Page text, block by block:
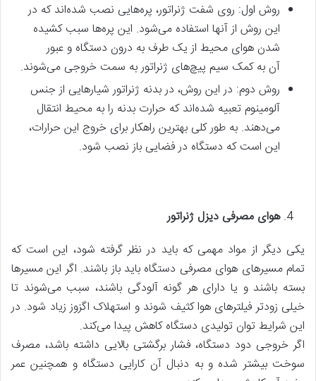
روش اول: روی شفت ژنراتور، پره‌هایی نصب شده‌اند که در
این روش از آنها استفاده می‌شود. این پره‌ها سبب کشیده
شدن هوای محیط از یک طرف به درون دستگاه و عبور
آن به کمک سیم پیچ‌های ژنراتور به سمت خروجی می‌شوند.
روش دوم: در این روش، در بدنه ژنراتور شیارهایی از جنس
آلومینوم تعبیه شده‌اند که حرارت بدنه را به محیط انتقال
می‌دهند. به طور کلی بهترین راهکار برای خروج این حرارات،
این است که دستگاه در فضایی باز نصب شود.
هوای مصرفی دیزل ژنراتور
یکی دیگر از مواد مهمی که باید در نظر گرفته شود، این است که
تمام مسیرهای هوای مصرفی دستگاه باید باز باشند. اگر این مسیرها
بسته باشند و یا دارای هر گونه آلودگی باشند، سبب می‌شوند تا
خیلی زودتر فیلترهای هوا کثیف شوند و استهلاک اگزوز زیاد شود. در
این شرایط توان تولیدی دستگاه کاهش پیدا می‌کند.
اگر خروجی دود دستگاه، فشار برگشتی بالایی داشته باشد، مصرف
سوخت بیشتر شده و به دنبال آن کارایی دستگاه و همچنین عمر